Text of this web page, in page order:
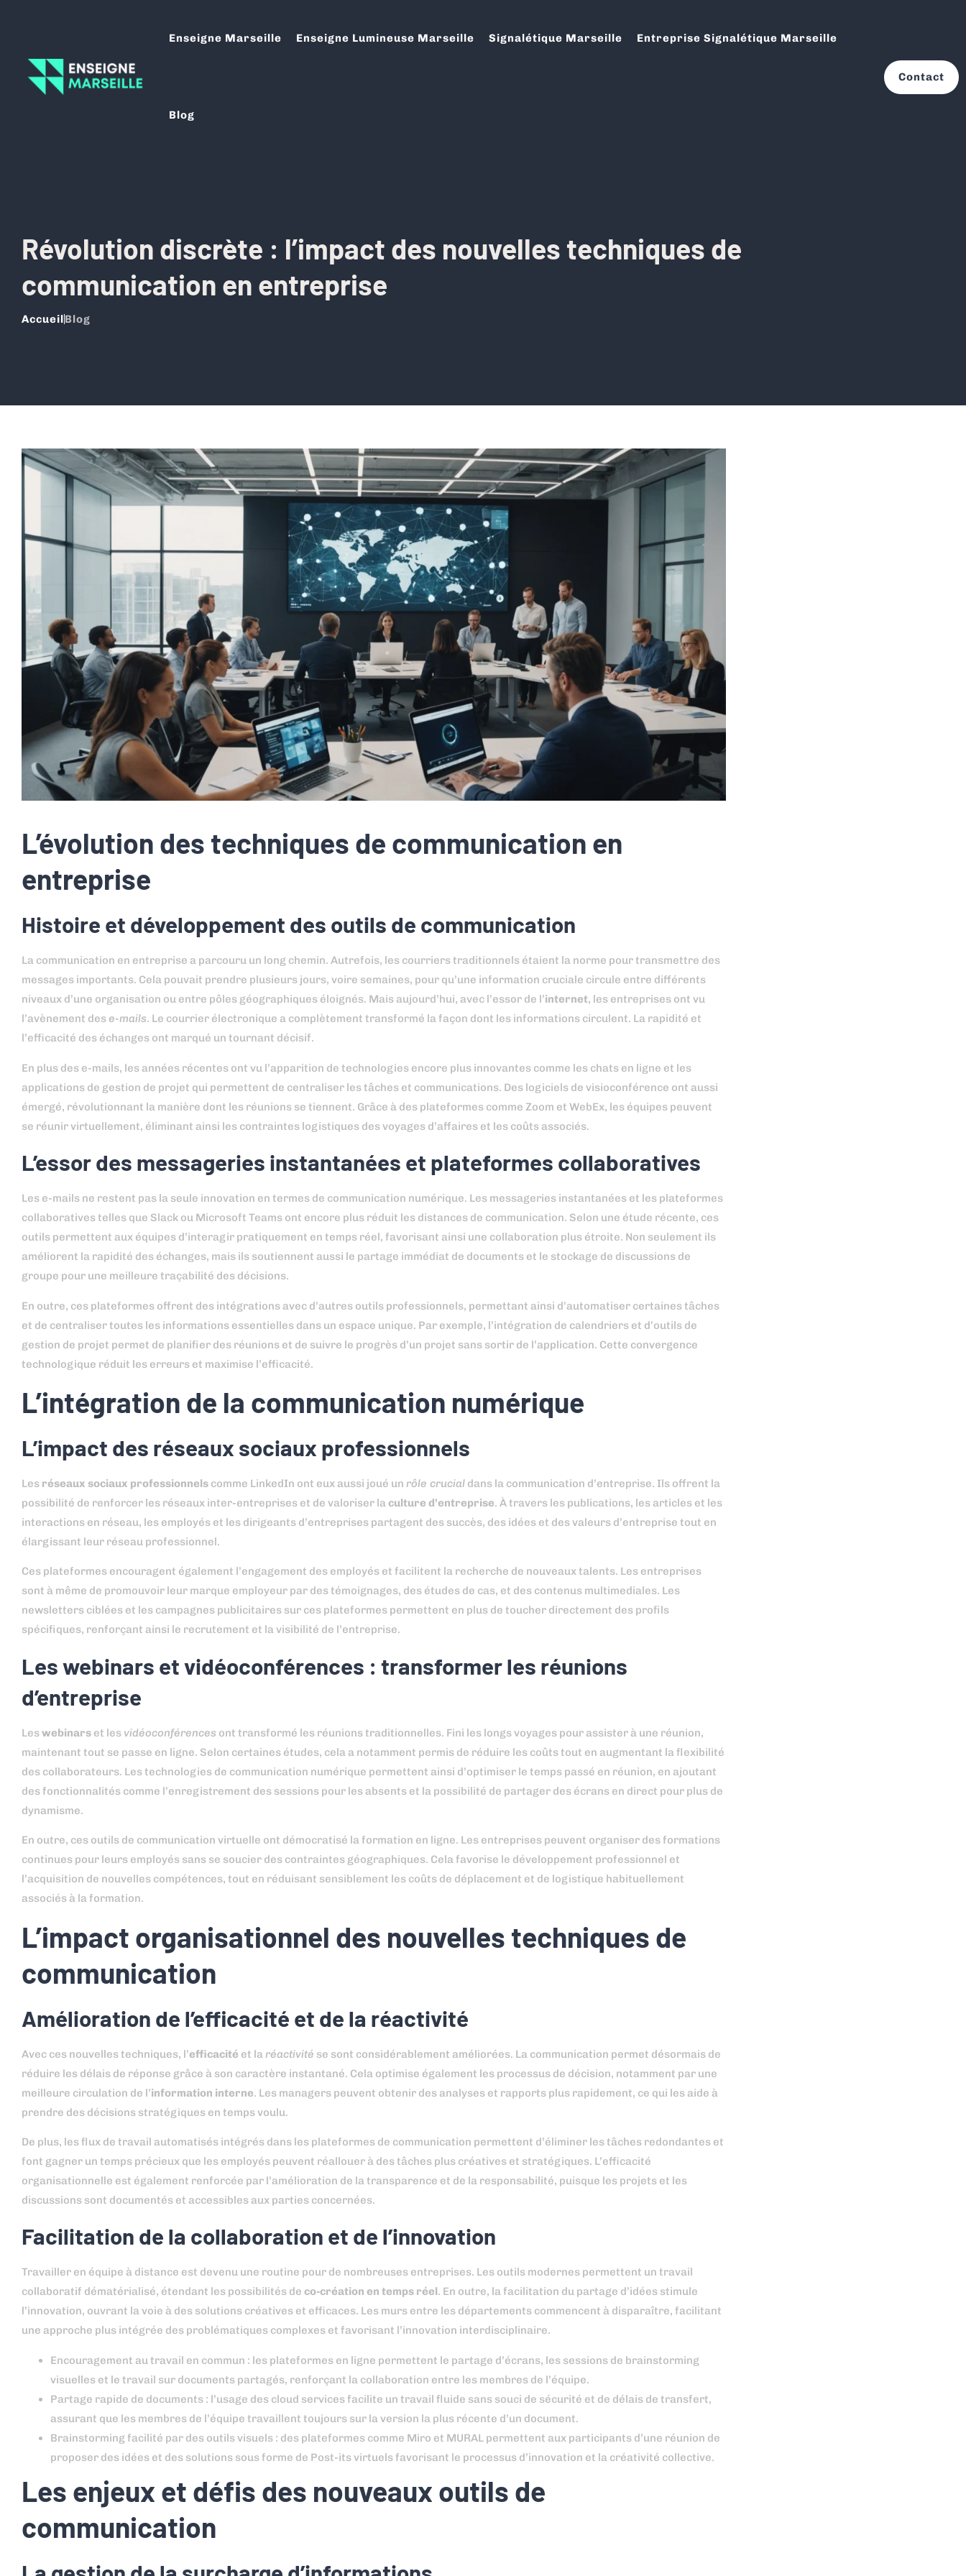
Enseigne Marseille Enseigne Lumineuse Marseille Signalétique Marseille Entreprise Signalétique Marseille
Blog
Contact
Révolution discrète : l’impact des nouvelles techniques de
communication en entreprise
AccueilBlog
L’évolution des techniques de communication en
entreprise
Histoire et développement des outils de communication
La communication en entreprise a parcouru un long chemin. Autrefois, les courriers traditionnels étaient la norme pour transmettre des
messages importants. Cela pouvait prendre plusieurs jours, voire semaines, pour qu’une information cruciale circule entre différents
niveaux d’une organisation ou entre pôles géographiques éloignés. Mais aujourd’hui, avec l’essor de l’internet, les entreprises ont vu
l’avènement dese-mails. Le courrier électronique a complètement transformé la façon dont les informations circulent. La rapidité et
l’efficacité des échanges ont marqué un tournant décisif.
En plus des e-mails, les années récentes ont vu l’apparition de technologies encore plus innovantes comme les chats en ligne et les
applications de gestion de projet qui permettent de centraliser les tâches et communications. Des logiciels de visioconférence ont aussi
émergé, révolutionnant la manière dont les réunions se tiennent. Grâce à des plateformes comme Zoom et WebEx, les équipes peuvent
se réunir virtuellement, éliminant ainsi les contraintes logistiques des voyages d’affaires et les coûts associés.
L’essor des messageries instantanées et plateformes collaboratives
Les e-mails ne restent pas la seule innovation en termes de communication numérique. Les messageries instantanées et les plateformes
collaboratives telles que Slack ou Microsoft Teams ont encore plus réduit les distances de communication. Selon une étude récente, ces
outils permettent aux équipes d’interagir pratiquement en temps réel, favorisant ainsi une collaboration plus étroite. Non seulement ils
améliorent la rapidité des échanges, mais ils soutiennent aussi le partage immédiat de documents et le stockage de discussions de
groupe pour une meilleure traçabilité des décisions.
En outre, ces plateformes offrent des intégrations avec d’autres outils professionnels, permettant ainsi d’automatiser certaines tâches
et de centraliser toutes les informations essentielles dans un espace unique. Par exemple, l’intégration de calendriers et d’outils de
gestion de projet permet de planifier des réunions et de suivre le progrès d’un projet sans sortir de l’application. Cette convergence
technologique réduit les erreurs et maximise l’efficacité.
L’intégration de la communication numérique
L’impact des réseaux sociaux professionnels
Les réseaux sociaux professionnels comme LinkedIn ont eux aussi joué un rôle crucial dans la communication d’entreprise. Ils offrent la
possibilité de renforcer les réseaux inter-entreprises et de valoriser laculture d’entreprise. À travers les publications, les articles et les
interactions en réseau, les employés et les dirigeants d’entreprises partagent des succès, des idées et des valeurs d’entreprise tout en
élargissant leur réseau professionnel.
Ces plateformes encouragent également l’engagement des employés et facilitent la recherche de nouveaux talents. Les entreprises
sont à même de promouvoir leur marque employeur par des témoignages, des études de cas, et des contenus multimediales. Les
newsletters ciblées et les campagnes publicitaires sur ces plateformes permettent en plus de toucher directement des profils
spécifiques, renforçant ainsi le recrutement et la visibilité de l’entreprise.
Les webinars et vidéoconférences : transformer les réunions
d’entreprise
Leswebinars et les vidéoconférences ont transformé les réunions traditionnelles. Fini les longs voyages pour assister à une réunion,
maintenant tout se passe en ligne. Selon certaines études, cela a notamment permis de réduire les coûts tout en augmentant la flexibilité
des collaborateurs. Les technologies de communication numérique permettent ainsi d’optimiser le temps passé en réunion, en ajoutant
des fonctionnalités comme l’enregistrement des sessions pour les absents et la possibilité de partager des écrans en direct pour plus de
dynamisme.
En outre, ces outils de communication virtuelle ont démocratisé la formation en ligne. Les entreprises peuvent organiser des formations
continues pour leurs employés sans se soucier des contraintes géographiques. Cela favorise le développement professionnel et
l’acquisition de nouvelles compétences, tout en réduisant sensiblement les coûts de déplacement et de logistique habituellement
associés à la formation.
L’impact organisationnel des nouvelles techniques de
communication
Amélioration de l’efficacité et de la réactivité
Avec ces nouvelles techniques, l’efficacité et la réactivité se sont considérablement améliorées. La communication permet désormais de
réduire les délais de réponse grâce à son caractère instantané. Cela optimise également les processus de décision, notamment par une
meilleure circulation de l’information interne. Les managers peuvent obtenir des analyses et rapports plus rapidement, ce qui les aide à
prendre des décisions stratégiques en temps voulu.
De plus, les flux de travail automatisés intégrés dans les plateformes de communication permettent d’éliminer les tâches redondantes et
font gagner un temps précieux que les employés peuvent réallouer à des tâches plus créatives et stratégiques. L’efficacité
organisationnelle est également renforcée par l’amélioration de la transparence et de la responsabilité, puisque les projets et les
discussions sont documentés et accessibles aux parties concernées.
Facilitation de la collaboration et de l’innovation
Travailler en équipe à distance est devenu une routine pour de nombreuses entreprises. Les outils modernes permettent un travail
collaboratif dématérialisé, étendant les possibilités de co-création en temps réel. En outre, la facilitation du partage d’idées stimule
l’innovation, ouvrant la voie à des solutions créatives et efficaces. Les murs entre les départements commencent à disparaître, facilitant
une approche plus intégrée des problématiques complexes et favorisant l’innovation interdisciplinaire.
Encouragement au travail en commun : les plateformes en ligne permettent le partage d’écrans, les sessions de brainstorming
visuelles et le travail sur documents partagés, renforçant la collaboration entre les membres de l’équipe.
Partage rapide de documents : l’usage des cloud services facilite un travail fluide sans souci de sécurité et de délais de transfert,
assurant que les membres de l’équipe travaillent toujours sur la version la plus récente d’un document.
Brainstorming facilité par des outils visuels : des plateformes comme Miro et MURAL permettent aux participants d’une réunion de
proposer des idées et des solutions sous forme de Post-its virtuels favorisant le processus d’innovation et la créativité collective.
Les enjeux et défis des nouveaux outils de
communication